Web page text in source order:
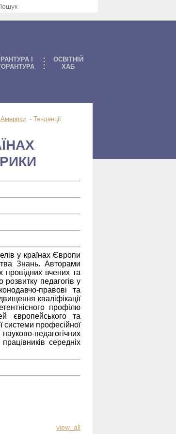
I
ОСВІТНІЙ
ХАБ
Америки - Тенденції
у країнах Європи
Знань. Авторами
провідних вчених та
педагогів у
правові та
кваліфікації
профілю
європейського та
системи професійної
педагогічних
середніх
view_all